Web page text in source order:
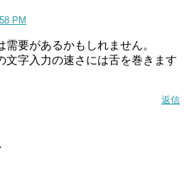
PM
要があるかもしれません。
文字入力の速さには舌を巻きます
返信